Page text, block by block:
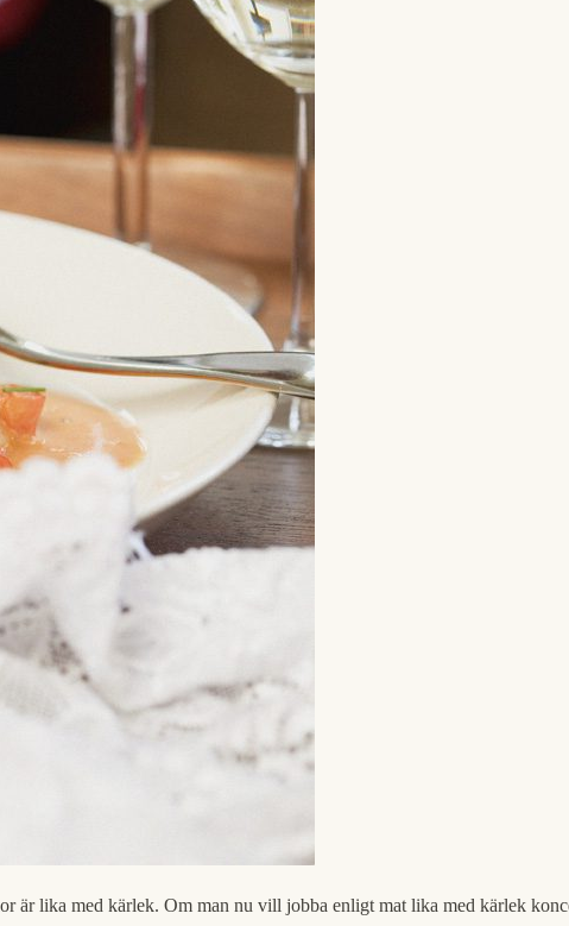
lika med kärlek. Om man nu vill jobba enligt mat lika med kärlek